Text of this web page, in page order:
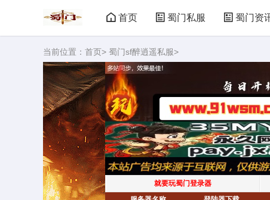
首页 蜀门私服 蜀门资
当前位置： 首页> 蜀门sf醉逍遥私服>